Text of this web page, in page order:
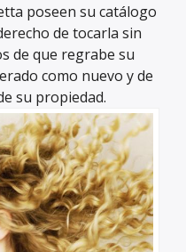
poseen su catálogo
de tocarla sin
de que regrabe su
como nuevo y de
su propiedad.